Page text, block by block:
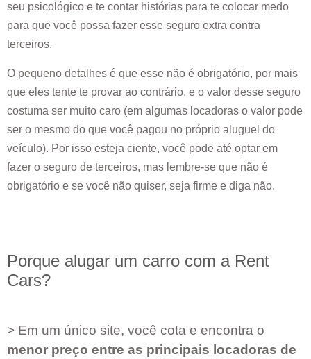
seu psicológico e te contar histórias para te colocar medo
para que você possa fazer esse seguro extra contra
terceiros.
O pequeno detalhes é que esse não é obrigatório, por mais
que eles tente te provar ao contrário, e o valor desse seguro
costuma ser muito caro (em algumas locadoras o valor pode
ser o mesmo do que você pagou no próprio aluguel do
veículo). Por isso esteja ciente, você pode até optar em
fazer o seguro de terceiros, mas lembre-se que não é
obrigatório e se você não quiser, seja firme e diga não.
Porque alugar um carro com a Rent
Cars?
> Em um único site, você cota e encontra o
menor preço entre as principais locadoras de